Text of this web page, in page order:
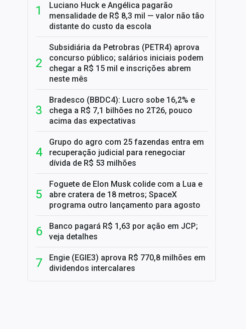
Luciano Huck e Angélica pagarão
mensalidade de R$ 8,3 mil — valor não tão
distante do custo da escola
Subsidiária da Petrobras (PETR4) aprova
concurso público; salários iniciais podem
chegar a R$ 15 mil e inscrições abrem
neste mês
Bradesco (BBDC4): Lucro sobe 16,2% e
chega a R$ 7,1 bilhões no 2T26, pouco
acima das expectativas
Grupo do agro com 25 fazendas entra em
recuperação judicial para renegociar
dívida de R$ 53 milhões
Foguete de Elon Musk colide com a Lua e
abre cratera de 18 metros; SpaceX
programa outro lançamento para agosto
Banco pagará R$ 1,63 por ação em JCP;
veja detalhes
Engie (EGIE3) aprova R$ 770,8 milhões em
dividendos intercalares